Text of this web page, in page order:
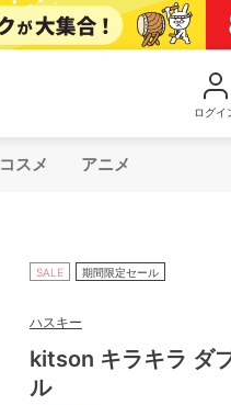
ログイ
コスメ アニメ
SALE 期間限定セール
ハスキー
kitson キラキラ ダ
ル